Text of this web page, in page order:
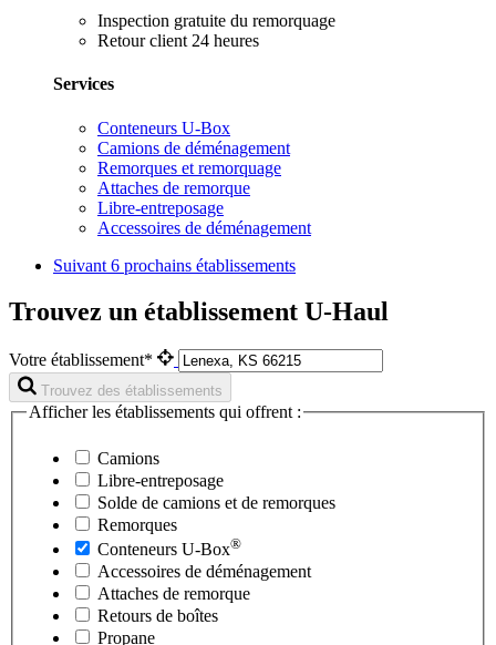
Inspection gratuite du remorquage
Retour client 24 heures
Services
Conteneurs U-Box
Camions de déménagement
Remorques et remorquage
Attaches de remorque
Libre-entreposage
Accessoires de déménagement
Suivant 6 prochains établissements
Trouvez un établissement U-Haul
Votre établissement*
Trouvez des établissements
Afficher les établissements qui offrent :
Camions
Libre-entreposage
Solde de camions et de remorques
Remorques
Conteneurs U-Box®
Accessoires de déménagement
Attaches de remorque
Retours de boîtes
Propane